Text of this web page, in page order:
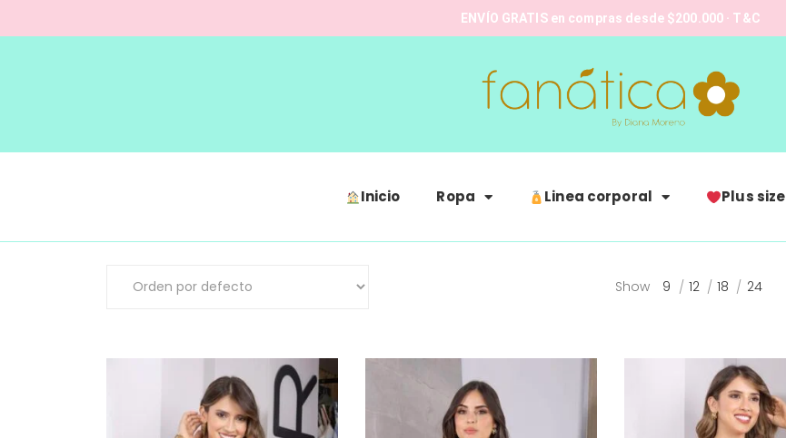
ENVÍO GRATIS en compras desde $200.000 · T&C
Inicio Ropa Linea corporal Plus size
Show 9 12 18 24